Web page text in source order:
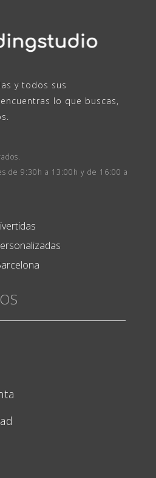
y todos sus
lo que buscas,
de 9:30h a 13:00h y de 16:00 a